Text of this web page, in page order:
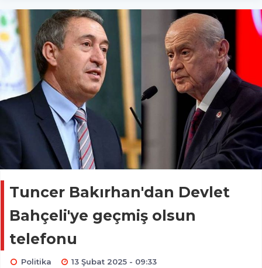
Tuncer Bakırhan'dan Devlet
Bahçeli'ye geçmiş olsun
telefonu
Politika 13 Şubat 2025 - 09:33